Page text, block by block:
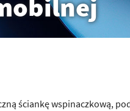
ściankę wspinaczkową,